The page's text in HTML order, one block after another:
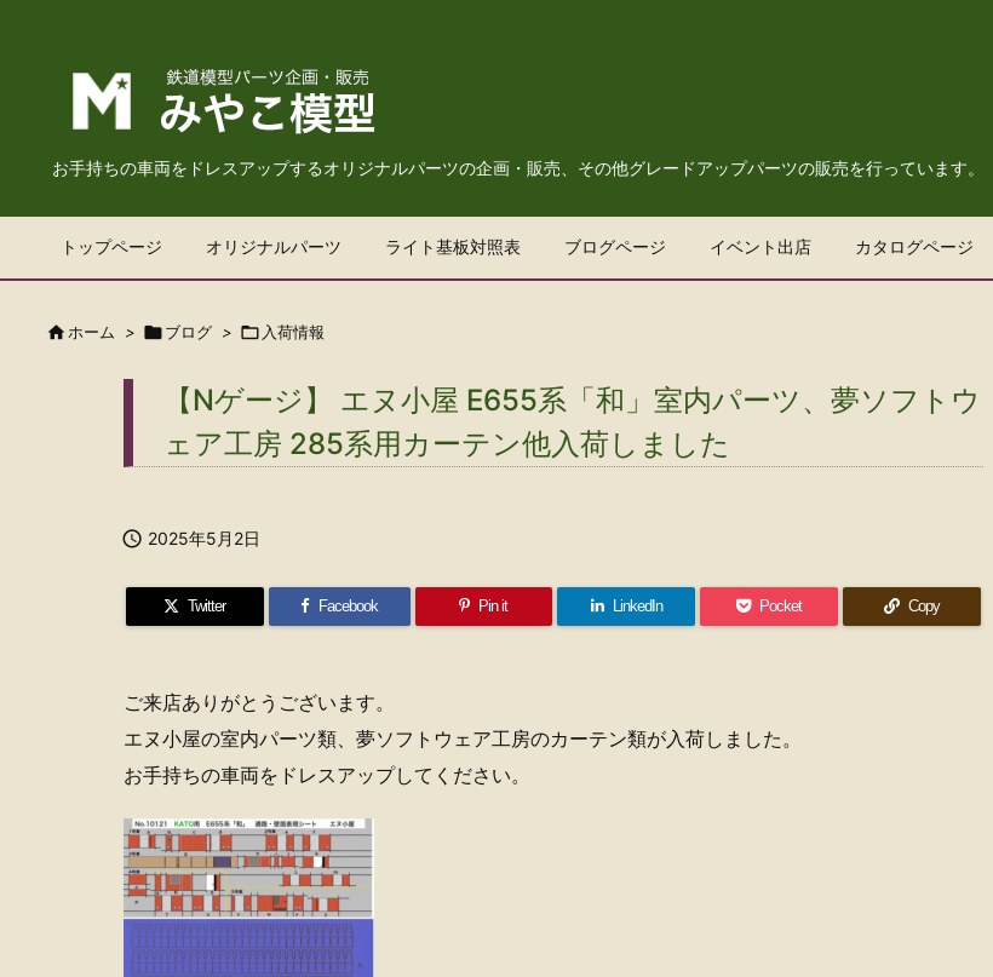
お手持ちの車両をドレスアップするオリジナルパーツの企画・販売、その他グレードアップパーツの販売を行っています。
トップページ オリジナルパーツ ライト基板対照表 ブログページ イベント出店 カタログページ
 ホーム > ブログ >  入荷情報
【Nゲージ】 エヌ小屋 E655系「和」室内パーツ、夢ソフトウ
ェア工房 285系用カーテン他入荷しました
 2025年5月2日
Twitter Facebook Pin it LinkedIn Pocket Copy
ご来店ありがとうございます。
エヌ小屋の室内パーツ類、夢ソフトウェア工房のカーテン類が入荷しました。
お手持ちの車両をドレスアップしてください。